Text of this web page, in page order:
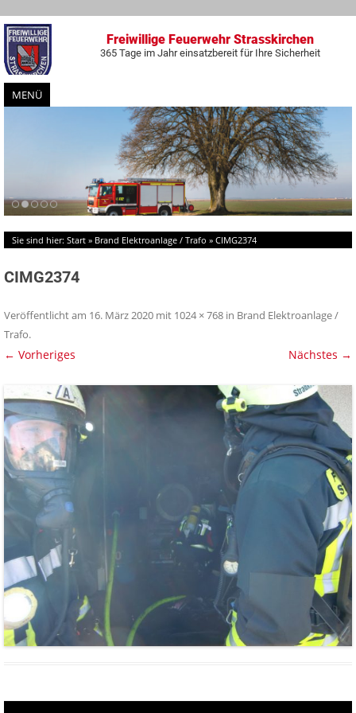
Freiwillige Feuerwehr Strasskirchen
365 Tage im Jahr einsatzbereit für Ihre Sicherheit
MENÜ
Zum
Inhalt
springen
Sie sind hier: Start » Brand Elektroanlage / Trafo » CIMG2374
CIMG2374
Veröffentlicht am 16. März 2020 mit 1024 × 768 in Brand Elektroanlage /
Trafo.
← Vorheriges Nächstes →